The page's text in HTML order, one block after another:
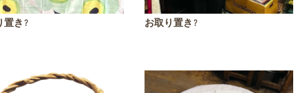
置き? お取り置き?